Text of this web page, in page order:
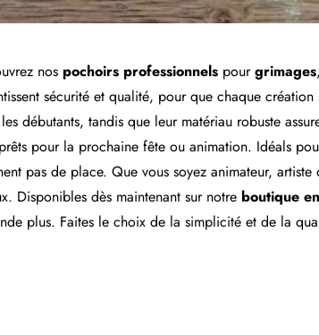
nos pochoirs professionnelspourgrimages
sécurité et qualité, pour que chaque
débutants, tandis que leur matériau robuste
pour la prochaine fête ou animation. Idéals
pas de place. Que vous soyez animateur,
Disponibles dès maintenant sur notre boutique
plus. Faites le choix de la simplicité et de la